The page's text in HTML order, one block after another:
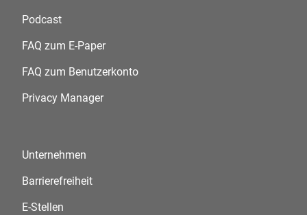
Podcast
FAQ zum E-Paper
FAQ zum Benutzerkonto
Privacy Manager
Unternehmen
Barrierefreiheit
E-Stellen